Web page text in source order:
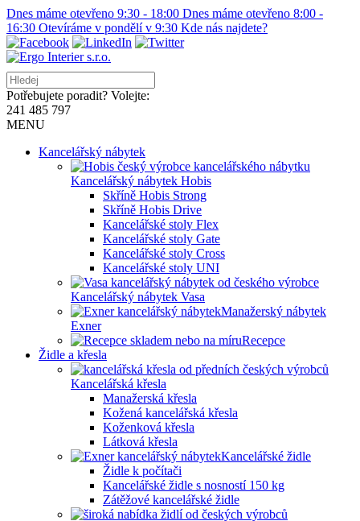
Dnes máme otevřeno 9:30 - 18:00 Dnes máme otevřeno 8:00 -
16:30 Otevíráme v pondělí v 9:30 Kde nás najdete?
Potřebujete poradit? Volejte:
241 485 797
MENU
Kancelářský nábytek
Kancelářský nábytek Hobis
Skříně Hobis Strong
Skříně Hobis Drive
Kancelářské stoly Flex
Kancelářské stoly Gate
Kancelářské stoly Cross
Kancelářské stoly UNI
Kancelářský nábytek Vasa
Manažerský nábytek
Exner
Recepce
Židle a křesla
Kancelářská křesla
Manažerská křesla
Kožená kancelářská křesla
Koženková křesla
Látková křesla
Kancelářské židle
Židle k počítači
Kancelářské židle s nosností 150 kg
Zátěžové kancelářské židle